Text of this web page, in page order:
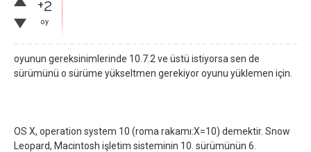
+2
oy
oyunun gereksinimlerinde 10.7.2 ve üstü istiyorsa sen de
sürümünü o sürüme yükseltmen gerekiyor oyunu yüklemen için.
OS X, operation system 10 (roma rakamı:X=10) demektir. Snow
Leopard, Macintosh işletim sisteminin 10. sürümünün 6.